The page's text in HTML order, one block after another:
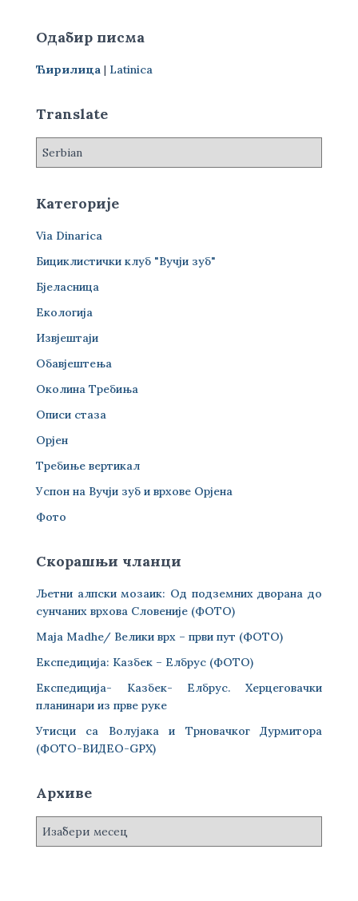
а
а
а
Одабир писма
Ћирилица | Latinica
Translate
Категорије
Via Dinarica
Бициклистички клуб "Вучји зуб"
Бјеласница
Екологија
Извјештаји
Обавјештења
Околина Требиња
Описи стаза
Орјен
Требиње вертикал
Успон на Вучји зуб и врхове Орјена
Фото
Скорашњи чланци
Љетни алпски мозаик: Од подземних дворана до
сунчаних врхова Словеније (ФОТО)
Maja Madhe/ Велики врх – први пут (ФОТО)
Експедиција: Казбек – Елбрус (ФОТО)
Експедиција- Казбек- Елбрус. Херцеговачки
планинари из прве руке
Утисци са Волујака и Трновачког Дурмитора
(ФОТО-ВИДЕО-GPX)
Архиве
А